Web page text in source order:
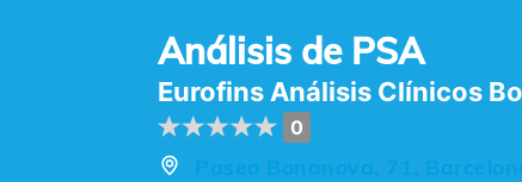
Análisis de PSA
Eurofins Análisis Clínicos
0
Paseo Bonanova, 71,